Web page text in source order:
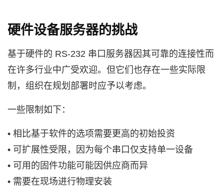
硬件设备服务器的挑战
基于硬件的 RS-232 串口服务器因其可靠的连接性而
在许多行业中广受欢迎。但它们也存在一些实际限
制，组织在规划部署时应予以考虑。
一些限制如下：
• 相比基于软件的选项需要更高的初始投资
• 可扩展性受限，因为每个串口仅支持单一设备
• 可用的固件功能可能因供应商而异
• 需要在现场进行物理安装